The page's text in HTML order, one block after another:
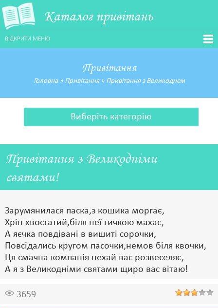
Каталог привітань
ВІДКРИТИ МЕНЮ
Привітання
Головна» Привітання» Привітання з Великоднем
Виберіть категорію
Привітання з Великодніми
святами!
Зарумянилася паска,з кошика моргає,
Хрін хвостатий,біля неї гичкою махає,
А яєчка повдівані в вишиті сорочки,
Повсідались кругом пасочки,немов біля квочки,
Ця смачна компанія нехай вас розвеселяє,
А я з Великодніми святами щиро вас вітаю!
3659